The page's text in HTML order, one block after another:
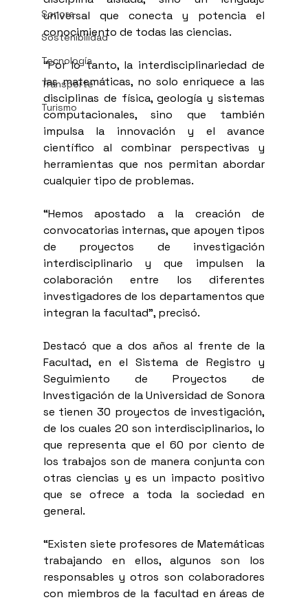
Sonora
Sostenibilidad
Tecnología
Transporte
Turismo
universal que conecta y potencia el
conocimiento de todas las ciencias.
“Por lo tanto, la interdisciplinariedad de
las matemáticas, no solo enriquece a las
disciplinas de física, geología y sistemas
computacionales, sino que también
impulsa la innovación y el avance
científico al combinar perspectivas y
herramientas que nos permitan abordar
cualquier tipo de problemas.
“Hemos apostado a la creación de
convocatorias internas, que apoyen tipos
de proyectos de investigación
interdisciplinario y que impulsen la
colaboración entre los diferentes
investigadores de los departamentos que
integran la facultad”, precisó.
Destacó que a dos años al frente de la
Facultad, en el Sistema de Registro y
Seguimiento de Proyectos de
Investigación de la Universidad de Sonora
se tienen 30 proyectos de investigación,
de los cuales 20 son interdisciplinarios, lo
que representa que el 60 por ciento de
los trabajos son de manera conjunta con
otras ciencias y es un impacto positivo
que se ofrece a toda la sociedad en
general.
“Existen siete profesores de Matemáticas
trabajando en ellos, algunos son los
responsables y otros son colaboradores
con miembros de la facultad en áreas de